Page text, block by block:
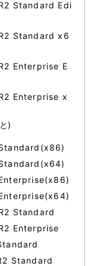
Standard Edi
Standard x6
Enterprise E
Enterprise x
)
Standard
Enterprise
Standard